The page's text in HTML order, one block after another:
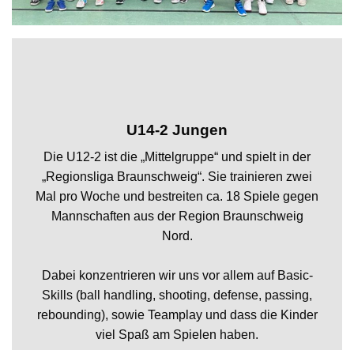
U14-2 Jungen
Die U12-2 ist die „Mittelgruppe“ und spielt in der
„Regionsliga Braunschweig“. Sie trainieren zwei
Mal pro Woche und bestreiten ca. 18 Spiele gegen
Mannschaften aus der Region Braunschweig
Nord.
Dabei konzentrieren wir uns vor allem auf Basic-
Skills (ball handling, shooting, defense, passing,
rebounding), sowie Teamplay und dass die Kinder
viel Spaß am Spielen haben.